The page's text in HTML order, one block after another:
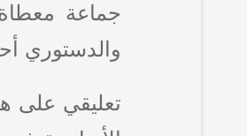
جماعة
والدستوري
تعليقي على